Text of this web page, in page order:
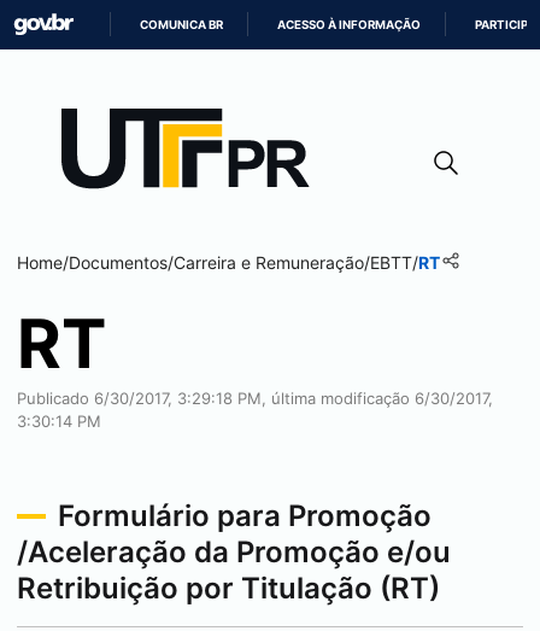
CONTEÚDO
COMUNICA BR ACESSO À INFORMAÇÃO PARTICIPE
Home/Documentos/Carreira e Remuneração/EBTT/RT
RT
Publicado 6/30/2017, 3:29:18 PM, última modificação 6/30/2017,
3:30:14 PM
Formulário para Promoção
/Aceleração da Promoção e/ou
Retribuição por Titulação (RT)